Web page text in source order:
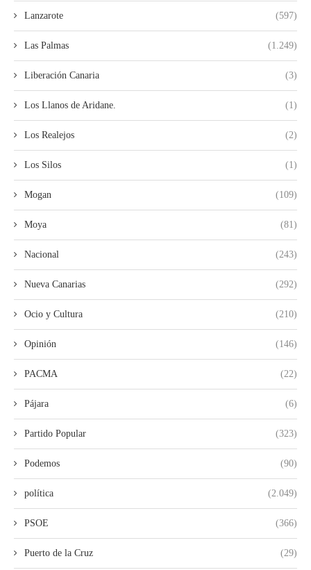
Lanzarote (597)
Las Palmas (1.249)
Liberación Canaria (3)
Los Llanos de Aridane. (1)
Los Realejos (2)
Los Silos (1)
Mogan (109)
Moya (81)
Nacional (243)
Nueva Canarias (292)
Ocio y Cultura (210)
Opinión (146)
PACMA (22)
Pájara (6)
Partido Popular (323)
Podemos (90)
política (2.049)
PSOE (366)
Puerto de la Cruz (29)